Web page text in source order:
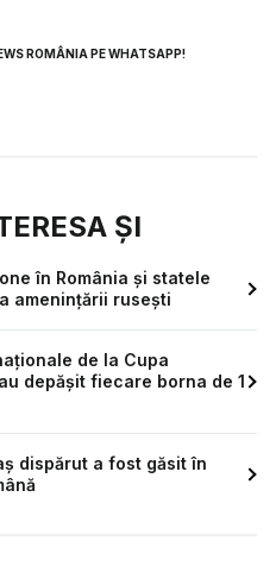
ROMÂNIA PE WHATSAPP!
ȘI
în România și statele
amenințării rusești
de la Cupa
depășit fiecare borna de 1
dispărut a fost găsit în